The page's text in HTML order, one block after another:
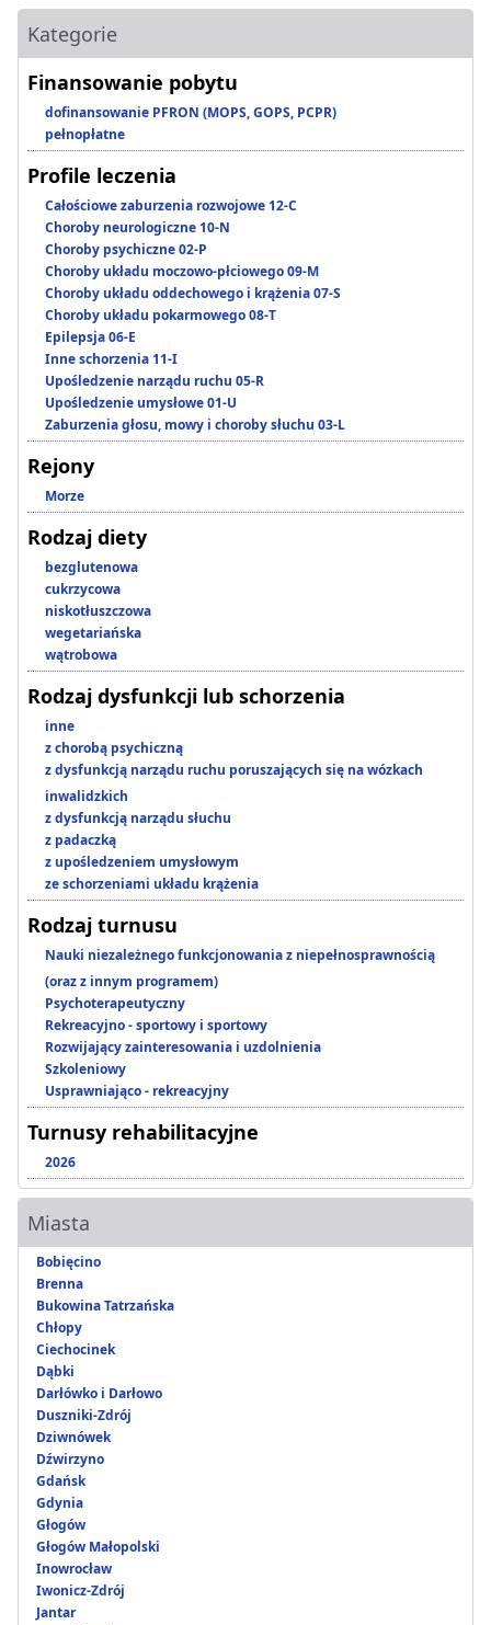
Kategorie
Finansowanie pobytu
dofinansowanie PFRON (MOPS, GOPS, PCPR)
pełnopłatne
Profile leczenia
Całościowe zaburzenia rozwojowe 12-C
Choroby neurologiczne 10-N
Choroby psychiczne 02-P
Choroby układu moczowo-płciowego 09-M
Choroby układu oddechowego i krążenia 07-S
Choroby układu pokarmowego 08-T
Epilepsja 06-E
Inne schorzenia 11-I
Upośledzenie narządu ruchu 05-R
Upośledzenie umysłowe 01-U
Zaburzenia głosu, mowy i choroby słuchu 03-L
Rejony
Morze
Rodzaj diety
bezglutenowa
cukrzycowa
niskotłuszczowa
wegetariańska
wątrobowa
Rodzaj dysfunkcji lub schorzenia
inne
z chorobą psychiczną
z dysfunkcją narządu ruchu poruszających się na wózkach
inwalidzkich
z dysfunkcją narządu słuchu
z padaczką
z upośledzeniem umysłowym
ze schorzeniami układu krążenia
Rodzaj turnusu
Nauki niezależnego funkcjonowania z niepełnosprawnością
(oraz z innym programem)
Psychoterapeutyczny
Rekreacyjno - sportowy i sportowy
Rozwijający zainteresowania i uzdolnienia
Szkoleniowy
Usprawniająco - rekreacyjny
Turnusy rehabilitacyjne
2026
Miasta
Bobięcino
Brenna
Bukowina Tatrzańska
Chłopy
Ciechocinek
Dąbki
Darłówko i Darłowo
Duszniki-Zdrój
Dziwnówek
Dźwirzyno
Gdańsk
Gdynia
Głogów
Głogów Małopolski
Inowrocław
Iwonicz-Zdrój
Jantar